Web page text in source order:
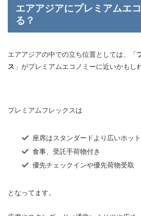
エアアジアにプレミアムエ
る？
エアアジアの中での立ち位置としては、「
ス 」がプレミアムエコノミーに近いかもし
プレミアムフレックスは
座席はスタンダードより広いホッ
食事、受託手荷物付き
優先チェックインや優先荷物受取
となってます。